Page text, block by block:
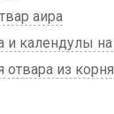
аира
и календулы
из